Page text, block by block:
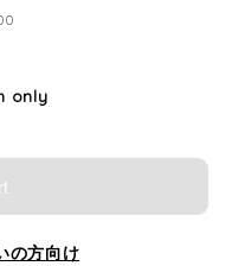
only
の方向け